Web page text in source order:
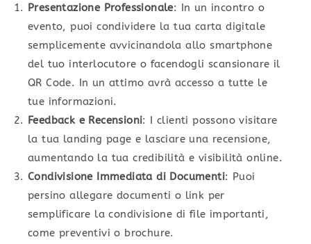
Presentazione Professionale: In un incontro o
evento, puoi condividere la tua carta digitale
semplicemente avvicinandola allo smartphone
del tuo interlocutore o facendogli scansionare il
QR Code. In un attimo avrà accesso a tutte le
tue informazioni.
Feedback e Recensioni: I clienti possono visitare
la tua landing page e lasciare una recensione,
aumentando la tua credibilità e visibilità online.
Condivisione Immediata di Documenti: Puoi
persino allegare documenti o link per
semplificare la condivisione di file importanti,
come preventivi o brochure.